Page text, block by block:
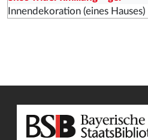
Innendekoration (eines Hauses)